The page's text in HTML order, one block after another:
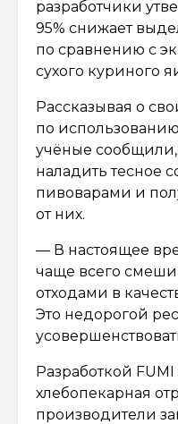
разработчики
95% снижает
по сравнению с
сухого куриного
Рассказывая о
по
учёные
наладить тесное
пивоварами и
от них.
— В настоящее
чаще всего
отходами в
Это недорогой
Разработкой
хлебопекарная
производители